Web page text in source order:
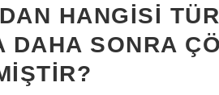
HANGISI
DAHA SONRA